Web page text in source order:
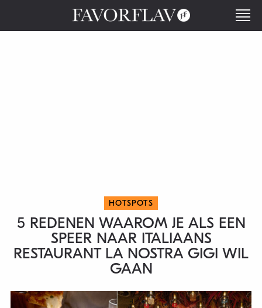
HOTSPOTS
5 REDENEN WAAROM JE ALS EEN
SPEER NAAR ITALIAANS
RESTAURANT LA NOSTRA GIGI WIL
GAAN